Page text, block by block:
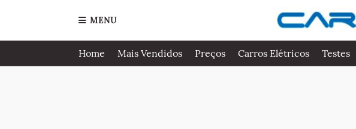
MENU
Home Mais Vendidos Preços Carros Elétricos Testes